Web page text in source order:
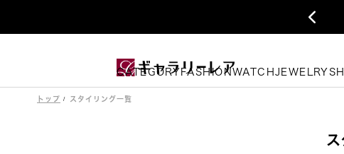

CATEGORY FASHIONWATCHJEWELRY
トップ スタイリング一覧